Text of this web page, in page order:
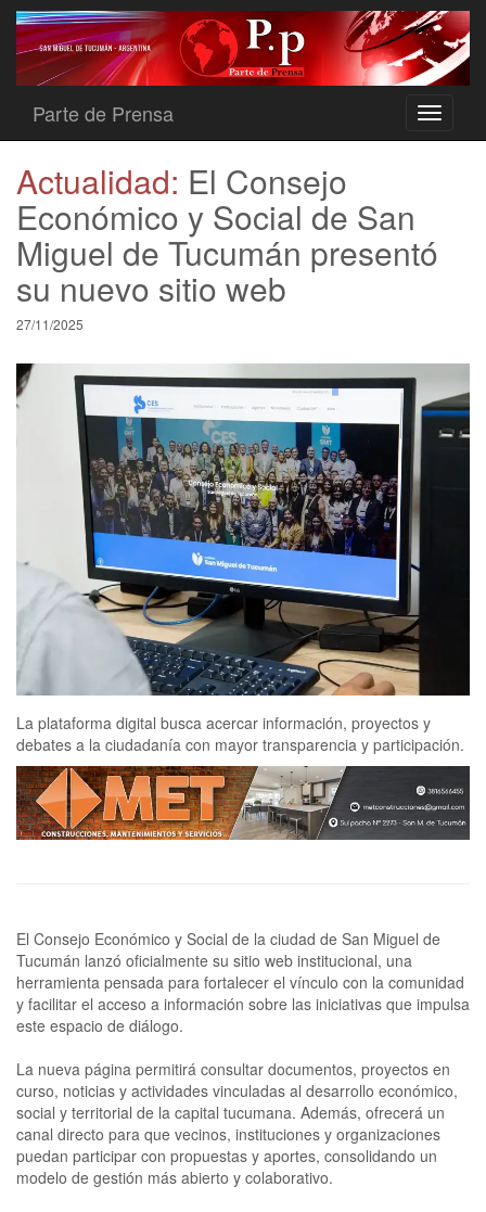
Toggle
Parte de Prensa
Actualidad: El Consejo
Económico y Social de San
Miguel de Tucumán presentó
su nuevo sitio web
27/11/2025
La plataforma digital busca acercar información, proyectos y
debates a la ciudadanía con mayor transparencia y participación.
El Consejo Económico y Social de la ciudad de San Miguel de
Tucumán lanzó oficialmente su sitio web institucional, una
herramienta pensada para fortalecer el vínculo con la comunidad
y facilitar el acceso a información sobre las iniciativas que impulsa
este espacio de diálogo.
La nueva página permitirá consultar documentos, proyectos en
curso, noticias y actividades vinculadas al desarrollo económico,
social y territorial de la capital tucumana. Además, ofrecerá un
canal directo para que vecinos, instituciones y organizaciones
puedan participar con propuestas y aportes, consolidando un
modelo de gestión más abierto y colaborativo.